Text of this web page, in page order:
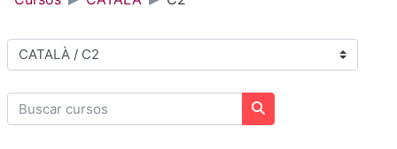
Categorías de cursos
Buscar cursos
Buscar cursos